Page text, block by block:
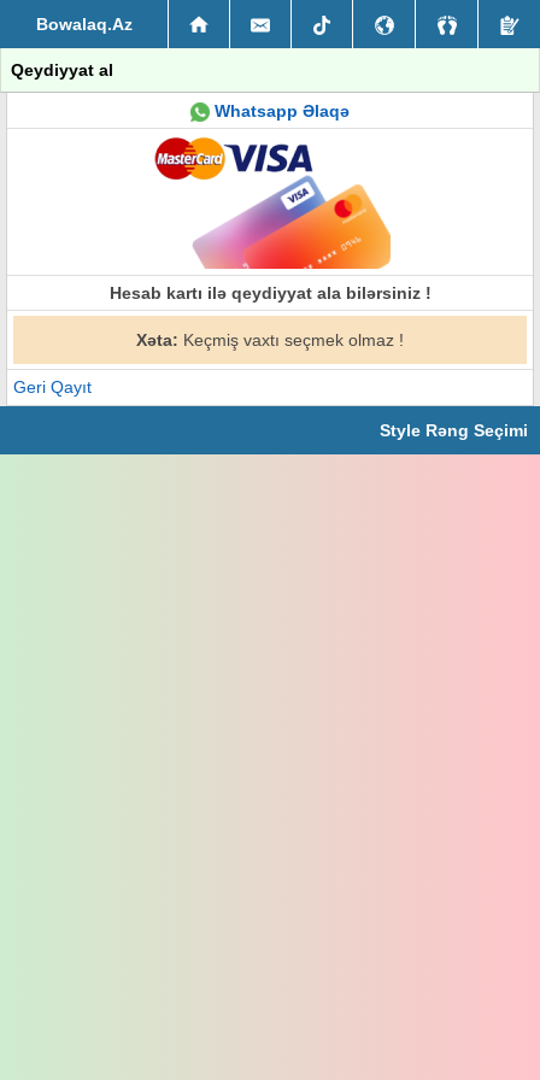
Bowalaq.Az
Qeydiyyat al
Whatsapp Əlaqə
Hesab kartı ilə qeydiyyat ala bilərsiniz !
Xəta: Keçmiş vaxtı seçmek olmaz !
Geri Qayıt
Style Rəng Seçimi